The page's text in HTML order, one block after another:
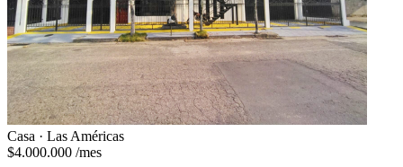
Casa · Las Américas
$4.000.000 /mes